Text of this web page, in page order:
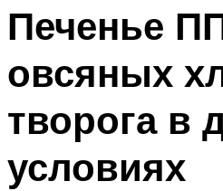
ВЕЛОСИПЕД
ПОХУДЕНИЕ
Печенье
овсяных
творога в
условиях